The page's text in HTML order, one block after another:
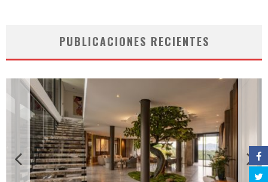
PUBLICACIONES RECIENTES